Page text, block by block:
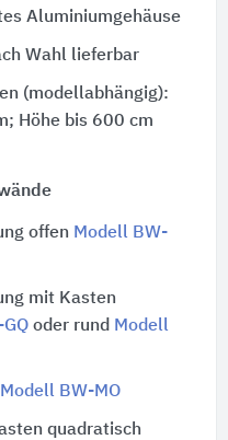
Aluminiumgehäuse
Wahl lieferbar
(modellabhängig):
Höhe bis 600 cm
offen Modell BW-
mit Kasten
oder rund Modell
Modell BW-MO
quadratisch